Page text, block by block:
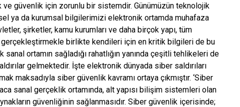
güvenlik için zorunlu bir sistemdir. Günümüzün teknolojik
ya da kurumsal bilgilerimizi elektronik ortamda muhafaza
şirketler, kamu kurumları ve daha birçok yapı, tüm
birlikte kendileri için en kritik bilgileri de bu
ortamın sağladığı rahatlığın yanında çeşitli tehlikeleri de
gelmektedir. İşte elektronik dünyada siber saldırıları
maksadıyla siber güvenlik kavramı ortaya çıkmıştır. ‘Siber
sanal gerçeklik ortamında, alt yapısı bilişim sistemleri olan
güvenliğinin sağlanmasıdır. Siber güvenlik içerisinde;